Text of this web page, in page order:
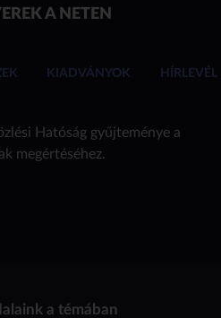
A NETEN
KIADVÁNYOK HÍRLEVÉL
Hatóság gyűjteménye a
megértéséhez.
a témában